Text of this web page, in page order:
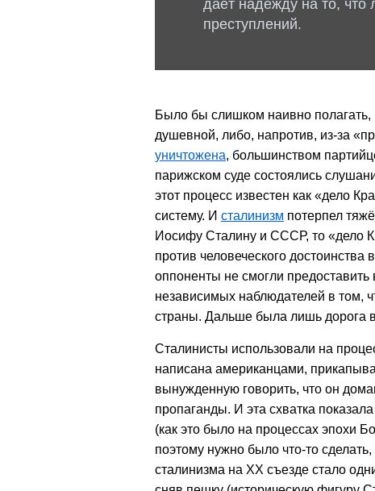
даёт надежду на то, что
преступлений.
Было бы слишком наивно
душевной, либо, напротив, из-за
уничтожена, большинством
парижском суде состоялись
этот процесс известен как «дело
систему. И сталинизм потерпел
Иосифу Сталину и СССР, то «дело
против человеческого
оппоненты не смогли
независимых наблюдателей в том,
страны. Дальше была лишь дорога
Сталинисты использовали на
написана американцами,
вынужденную говорить, что он
пропаганды. И эта схватка
(как это было на процессах эпохи
поэтому нужно было что-то
сталинизма на ХХ съезде стало